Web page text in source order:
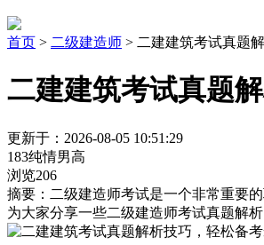
首页 > 二级建造师 > 二建建筑考试真题
二建建筑考试真题
更新于：2026-08-05 10:51:29
183纯情男高
浏览206
摘要： 二级建造师考试是一个非常重要
为大家分享一些二级建造师考试真题解